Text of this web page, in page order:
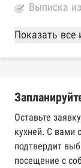
Выписка
База
Реестры
Реестр
Показать все
Оставьте
кухней. С вами
подтвердит
посещение с